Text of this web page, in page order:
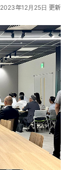
2023年12月25日 更新